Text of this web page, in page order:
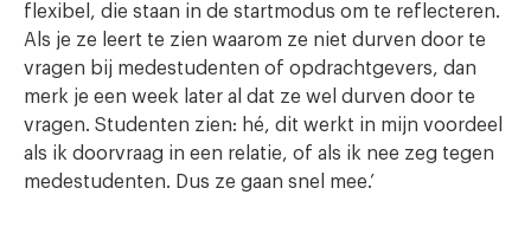
flexibel, die staan in de startmodus om te reflecteren.
Als je ze leert te zien waarom ze niet durven door te
vragen bij medestudenten of opdrachtgevers, dan
merk je een week later al dat ze wel durven door te
vragen. Studenten zien: hé, dit werkt in mijn voordeel
als ik doorvraag in een relatie, of als ik nee zeg tegen
medestudenten. Dus ze gaan snel mee.’